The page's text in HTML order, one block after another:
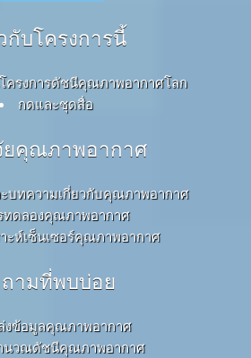
กับโครงการนี้
ครงการดัชนีคุณภาพอากาศโลก
กดและชุดสื่อ
ยคุณภาพอากาศ
บทความเกี่ยวกับคุณภาพอากาศ
ทดลองคุณภาพอากาศ
าะห์เซ็นเซอร์คุณภาพอากาศ
ามที่พบบ่อย
งข้อมูลคุณภาพอากาศ
นวณดัชนีคุณภาพอากาศ